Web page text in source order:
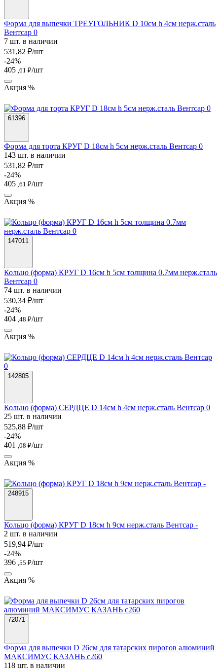
Форма для выпечки ТРЕУГОЛЬНИК D 10см h 4см нерж.сталь
Вентсар 0
7 шт. в наличии
531,82 ₽/шт
-24%
405 ,61 ₽/шт
Акция %
61396
Форма для торта КРУГ D 18см h 5см нерж.сталь Вентсар 0
143 шт. в наличии
531,82 ₽/шт
-24%
405 ,61 ₽/шт
Акция %
147011
Кольцо (форма) КРУГ D 16см h 5см толщина 0.7мм нерж.сталь
Вентсар 0
74 шт. в наличии
530,34 ₽/шт
-24%
404 ,48 ₽/шт
Акция %
142805
Кольцо (форма) СЕРДЦЕ D 14см h 4см нерж.сталь Вентсар 0
25 шт. в наличии
525,88 ₽/шт
-24%
401
,08 ₽/шт
Акция %
248915
Кольцо (форма) КРУГ D 18см h 9см нерж.сталь Вентсар -
2 шт. в наличии
519,94 ₽/шт
-24%
396 ,55 ₽/шт
Акция %
72071
Форма для выпечки D 26см для татарских пирогов алюминий
МАКСИМУС КАЗАНЬ с260
118 шт. в наличии